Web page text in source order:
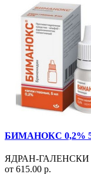
БИМАНОКС 0,2%
ЯДРАН-ГАЛЕНСКИ
от 615.00 р.